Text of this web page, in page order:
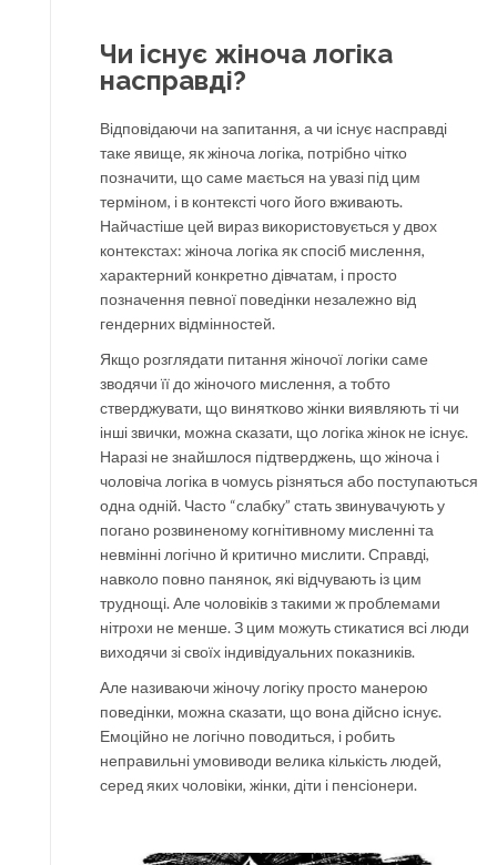
Чи існує жіноча логіка
насправді?
Відповідаючи на запитання, а чи існує насправді
таке явище, як жіноча логіка, потрібно чітко
позначити, що саме мається на увазі під цим
терміном, і в контексті чого його вживають.
Найчастіше цей вираз використовується у двох
контекстах: жіноча логіка як спосіб мислення,
характерний конкретно дівчатам, і просто
позначення певної поведінки незалежно від
гендерних відмінностей.
Якщо розглядати питання жіночої логіки саме
зводячи її до жіночого мислення, а тобто
стверджувати, що винятково жінки виявляють ті чи
інші звички, можна сказати, що логіка жінок не існує.
Наразі не знайшлося підтверджень, що жіноча і
чоловіча логіка в чомусь різняться або поступаються
одна одній. Часто “слабку” стать звинувачують у
погано розвиненому когнітивному мисленні та
невмінні логічно й критично мислити. Справді,
навколо повно панянок, які відчувають із цим
труднощі. Але чоловіків з такими ж проблемами
нітрохи не менше. З цим можуть стикатися всі люди
виходячи зі своїх індивідуальних показників.
Але називаючи жіночу логіку просто манерою
поведінки, можна сказати, що вона дійсно існує.
Емоційно не логічно поводиться, і робить
неправильні умовиводи велика кількість людей,
серед яких чоловіки, жінки, діти і пенсіонери.